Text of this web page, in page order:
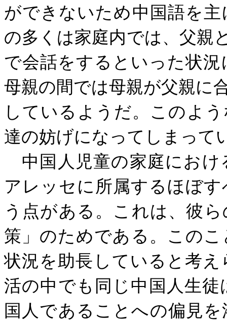
ができないため中国語を
の多くは家庭内では、父親
で会話をするといった状
母親の間では母親が父親に
しているようだ。このよ
達の妨げになってしまって
中国人児童の家庭におけ
アレッセに所属するほぼ
う点がある。これは、彼
策」のためである。この
状況を助長していると考
活の中でも同じ中国人生
国人であることへの偏見